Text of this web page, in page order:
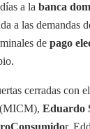
a la banca
a las demandas
de pago
cerradas con
Eduardo